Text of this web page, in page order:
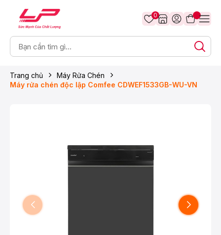
0
Trang chủ
Máy Rửa Chén
Máy rửa chén độc lập Comfee CDWEF1533GB-WU-VN